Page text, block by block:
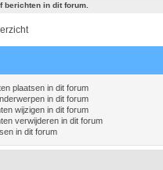
berichten in dit forum.
plaatsen in dit forum
in dit forum
wijzigen in dit forum
verwijderen in dit forum
in dit forum